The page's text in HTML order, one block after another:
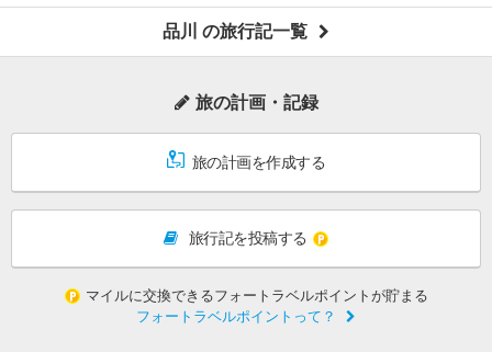
品川 の旅行記一覧
旅の計画・記録
旅の計画を作成する
旅行記を投稿する
マイルに交換できるフォートラベルポイントが貯まる
フォートラベルポイントって？